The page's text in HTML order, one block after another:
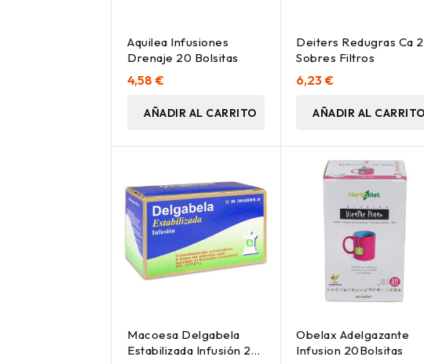
Aquilea Infusiones
Drenaje 20 Bolsitas
4,58 €
AÑADIR AL CARRITO
Deiters Redugras Ca
Sobres Filtros
6,23 €
AÑADIR AL CARRITO
Macoesa Delgabela
Estabilizada Infusión 25
Obelax Adelgazante
Infusion 20Bolsitas